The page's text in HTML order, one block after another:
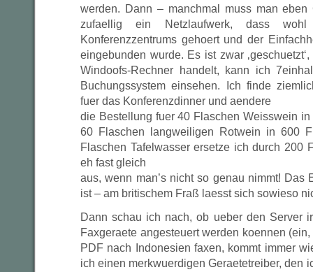
werden. Dann – manchmal muss man
zufaellig ein Netzlaufwerk, dass
Konferenzzentrums gehoert und der
eingebunden wurde. Es ist zwar
Windoofs-Rechner handelt, kann ich
Buchungssystem einsehen. Ich finde
fuer das Konferenzdinner und aendere
die Bestellung fuer 40 Flaschen Weisswein
60 Flaschen langweiligen Rotwein in 600
Flaschen Tafelwasser ersetze ich durch 200
eh fast gleich
aus, wenn man’s nicht so genau nimmt! Das
ist – am britischem Fraß laesst sich sowieso
Dann schau ich nach, ob ueber den Server
Faxgeraete angesteuert werden koennen
PDF nach Indonesien faxen, kommt immer
ich einen merkwuerdigen Geraetetreiber, den